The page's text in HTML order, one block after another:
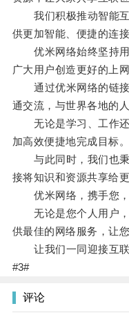
我们积极推动智能互
供更加智能、便捷的连接
优米网络始终坚持用
广大用户创造更好的上网
通过优米网络的链接
通交流，与世界各地的
无论是学习、工作还
加高效便捷地完成目标。
与此同时，我们也秉
接将知识和资源共享给更
优米网络，携手您，
无论是您个人用户，
供最佳的网络服务，让
让我们一同迎接互联
#3#
评论